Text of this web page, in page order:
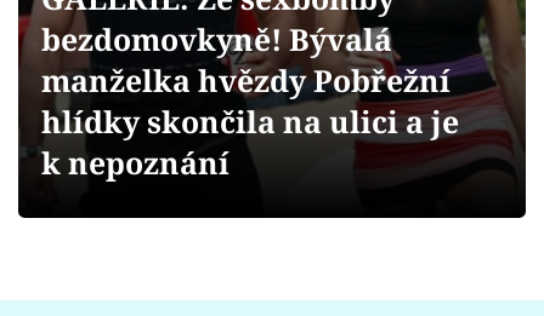
Videa
Sledujte prima+
bezdomovkyně! Bývalá
manželka hvězdy Pobřežní
hlídky skončila na ulici a je
k nepoznání